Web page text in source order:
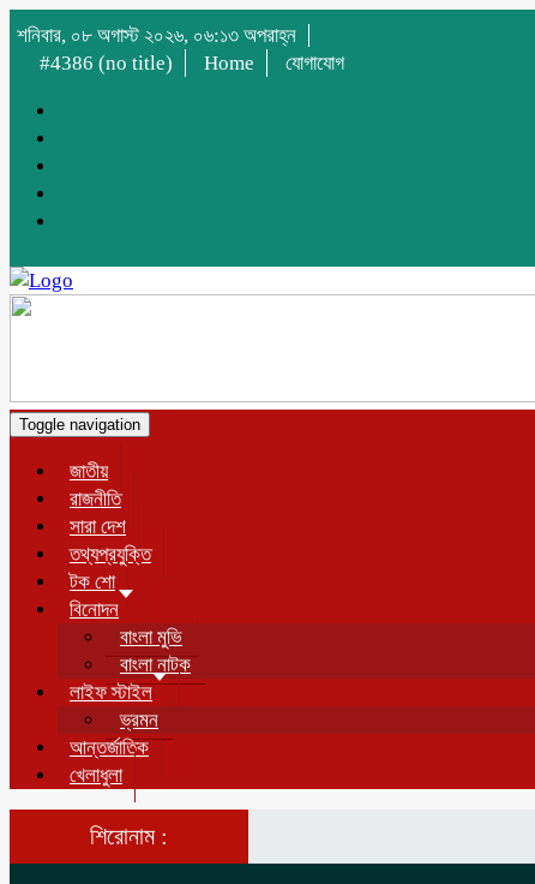
শনিবার, ০৮ অগাস্ট ২০২৬, ০৬:১৩ অপরাহ্ন
#4386 (no title)
Home যোগাযোগ
Toggle navigation
জাতীয়
রাজনীতি
সারা দেশ
তথ্যপ্রযুক্তি
টক শো
বিনোদন
বাংলা মুভি
বাংলা নাটক
লাইফ স্টাইল
ভ্রমন
আন্তর্জাতিক
খেলাধুলা
শিরোনাম :